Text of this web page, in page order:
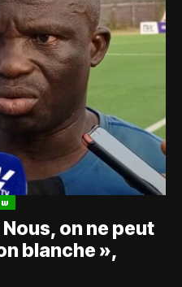
on ne peut
blanche »,